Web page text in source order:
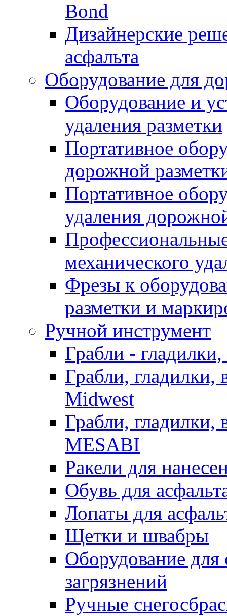
Bond
Дизайнерские
асфальта
Оборудование для
Оборудование и
удаления разметки
Портативное
дорожной
Портативное
удаления
механического
Фрезы к
разметки и
Ручной инструмент
Грабли -
Грабли, гладилки,
Midwest
Грабли, гладилки,
MESABI
Ракели для
Обувь для
Лопаты для
Щетки и швабры
Оборудование для
загрязнений
Ручные